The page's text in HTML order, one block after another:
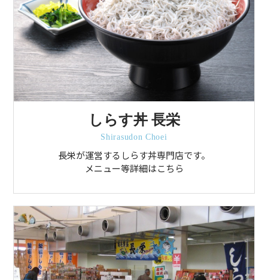
しらす丼 長栄
Shirasudon Choei
長栄が運営するしらす丼専門店です。
メニュー等詳細はこちら